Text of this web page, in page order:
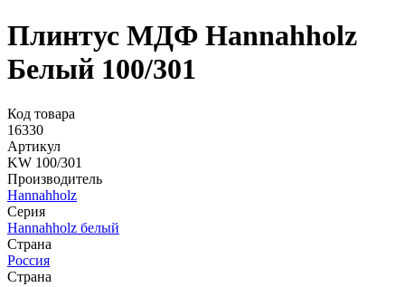
Плинтус МДФ Hannahholz
Белый 100/301
Код товара
16330
Артикул
KW 100/301
Производитель
Hannahholz
Серия
Hannahholz белый
Страна
Россия
Страна